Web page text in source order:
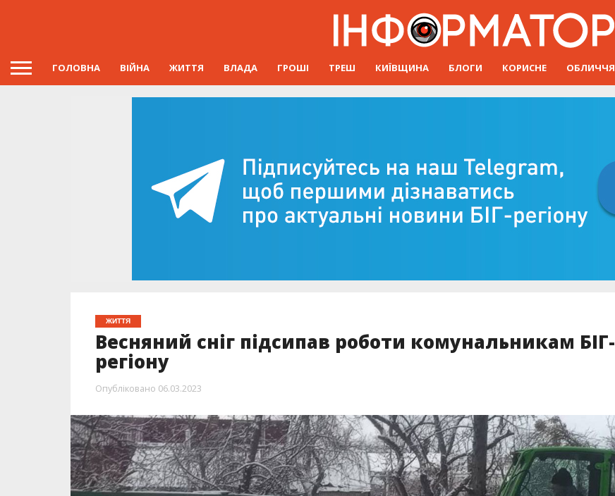
ГОЛОВНА ВІЙНА ЖИТТЯ ВЛАДА ГРОШІ ТРЕШ КИЇВЩИНА БЛОГИ КОРИСНЕ ОБЛИЧЧЯ
ЖИТТЯ
Весняний сніг підсипав роботи комунальникам БІГ-
регіону
Опубліковано 06.03.2023